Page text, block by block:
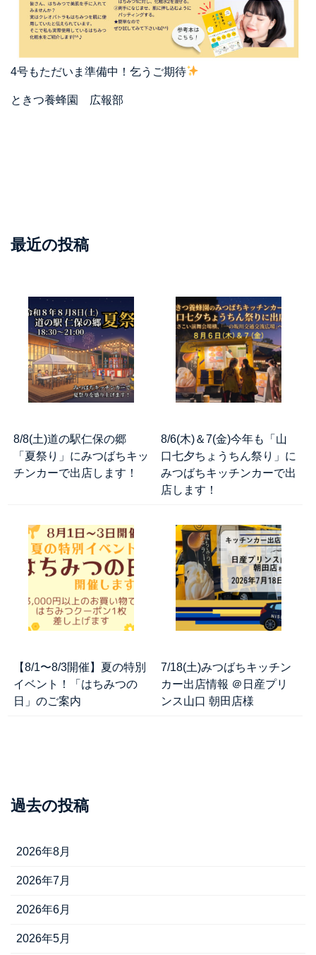
4号もただいま準備中！乞うご期待
ときつ養蜂園 広報部
最近の投稿
8/8(土)道の駅仁保の郷
「夏祭り」にみつばちキッ
チンカーで出店します！
8/6(木)＆7(金)今年も「山
口七夕ちょうちん祭り」に
みつばちキッチンカーで出
店します！
【8/1〜8/3開催】夏の特別
イベント！「はちみつの
日」のご案内
7/18(土)みつばちキッチン
カー出店情報 ＠日産プリ
ンス山口 朝田店様
過去の投稿
2026年8月
2026年7月
2026年6月
2026年5月